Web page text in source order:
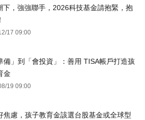
下，強強聯手，2026科技基金請抱緊，抱
17 09:00
備」到「會投資」：善用 TISA帳戶打造孩
金
19 09:00
焦慮，孩子教育金該選台股基金或全球型